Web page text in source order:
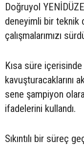
Doğruyol
deneyimli bir teknik
çalışmalarımızı
Kısa süre
kavuşturacaklarını
sene şampiyon
ifadelerini kullandı.
Sıkıntılı bir süreç